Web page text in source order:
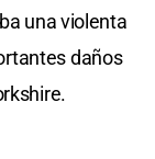
una violenta
daños